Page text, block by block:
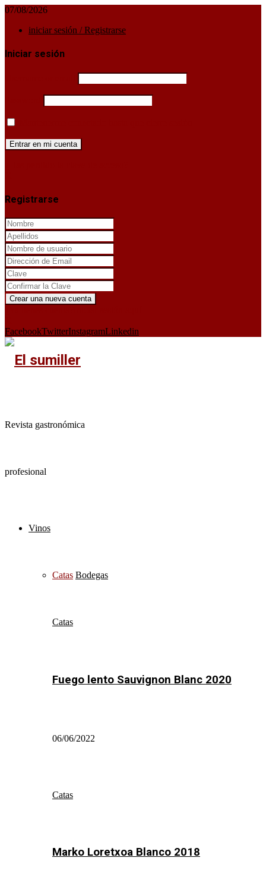
07/08/2026
iniciar sesión / Registrarse
Iniciar sesión
Registrarse
FacebookTwitterInstagramLinkedin
Revista gastronómica
profesional
Vinos
Catas Bodegas
Catas
Fuego lento Sauvignon Blanc 2020
06/06/2022
Catas
Marko Loretxoa Blanco 2018